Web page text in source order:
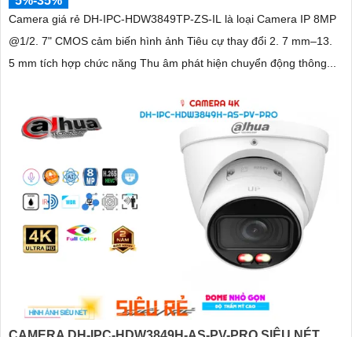
Camera giá rẻ DH-IPC-HDW3849TP-ZS-IL là loại Camera IP 8MP
@1/2. 7" CMOS cảm biến hình ảnh Tiêu cự thay đổi 2. 7 mm–13.
5 mm tích hợp chức năng Thu âm phát hiện chuyển động thông...